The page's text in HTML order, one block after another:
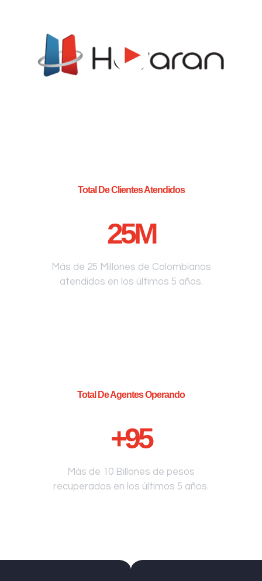
Total De Clientes Atendidos
25M
Más de 25 Millones de Colombianos
atendidos en los últimos 5 años.
Total De Agentes Operando
+95
Más de 10 Billones de pesos
recuperados en los últimos 5 años.